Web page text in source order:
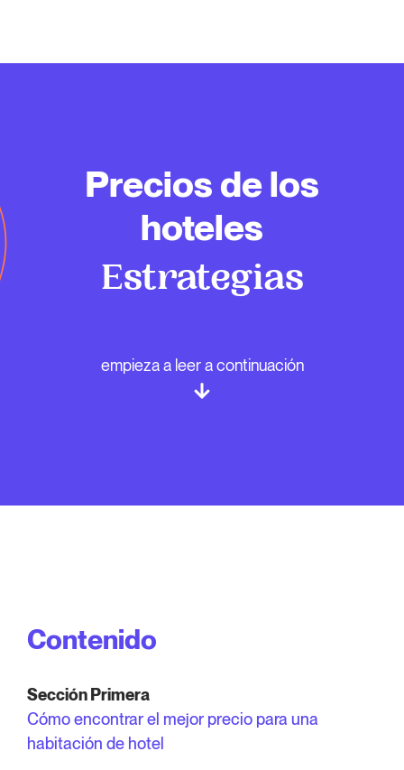
Precios de los
hoteles
Estrategias
empieza a leer a continuación
Contenido
Sección Primera
Cómo encontrar el mejor precio para una
habitación de hotel